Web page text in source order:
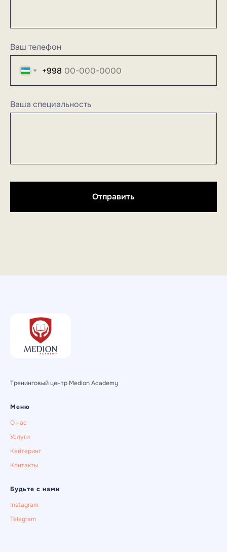
Ваш телефон
+998
Ваша специальность
Отправить
Тренинговый центр Medion Academy
Меню
О нас
Услуги
Кейтеринг
Контакты
Будьте с нами
Instagram
Telegram